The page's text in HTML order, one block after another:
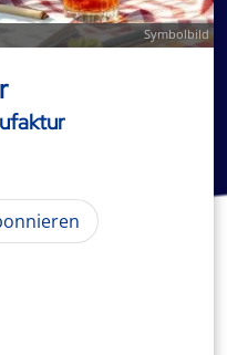
Symbolbild